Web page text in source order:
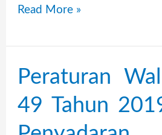
Read More »
Peraturan
49 Tahun
Peraturan
No.